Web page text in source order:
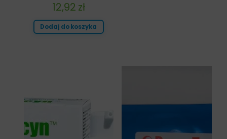
12,92 zł
Dodaj do koszyka